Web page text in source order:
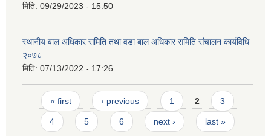
मिति: 09/29/2023 - 15:50
स्थानीय बाल अधिकार समिति तथा वडा बाल अधिकार समिति संचालन कार्यविधि
२०७८
मिति: 07/13/2022 - 17:26
Pages
« first ‹ previous 1 2 3
4 5 6 next › last »